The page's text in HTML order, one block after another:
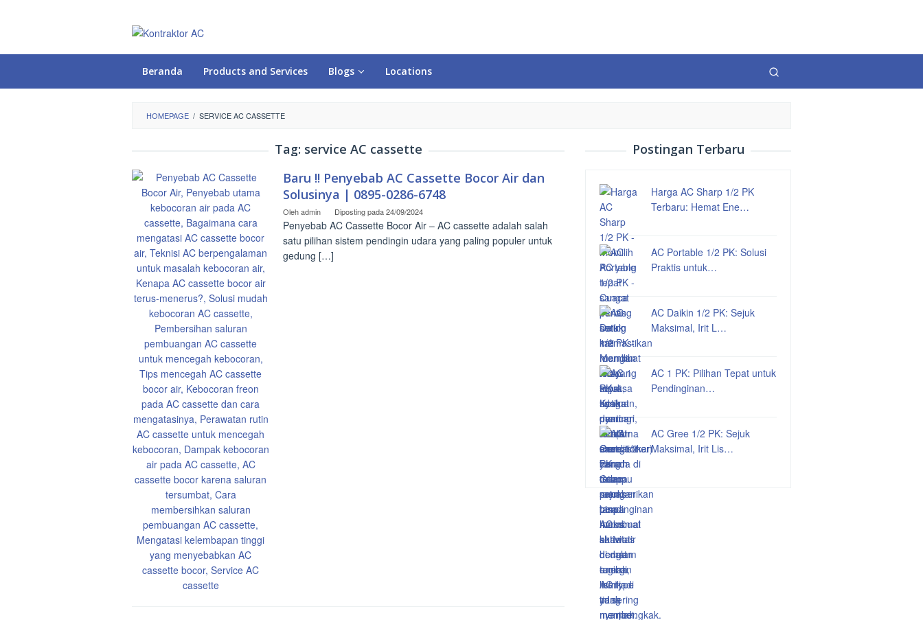
Beranda Products and Services Blogs Locations
HOMEPAGE / SERVICE AC CASSETTE
Tag: service AC cassette
Baru !! Penyebab AC Cassette Bocor Air dan
Solusinya | 0895-0286-6748
Olehadmin Diposting pada24/09/2024
Penyebab AC Cassette Bocor Air – AC cassette adalah salah
satu pilihan sistem pendingin udara yang paling populer untuk
gedung […]
Postingan Terbaru
Harga AC Sharp 1/2 PK
Terbaru: Hemat Ene…
AC Portable 1/2 PK: Solusi
Praktis untuk…
AC Daikin 1/2 PK: Sejuk
Maksimal, Irit L…
AC 1 PK: Pilihan Tepat untuk
Pendinginan…
AC Gree 1/2 PK: Sejuk
Maksimal, Irit Lis…